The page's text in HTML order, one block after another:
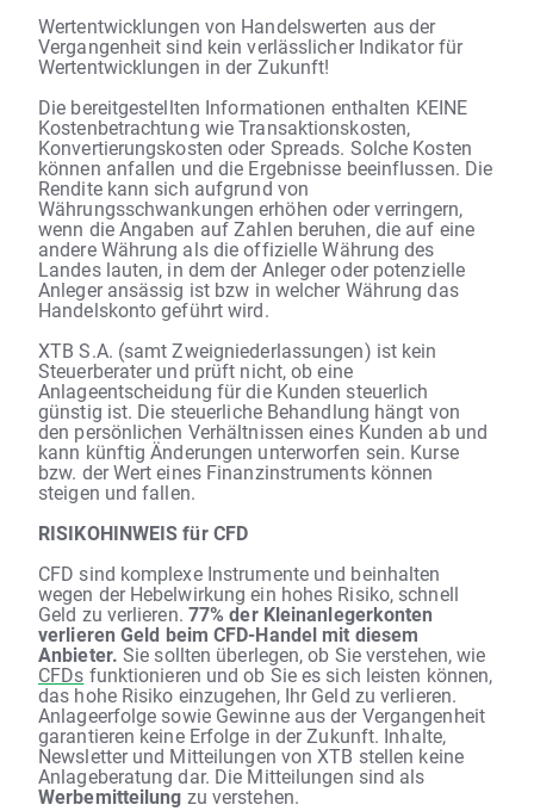
Wertentwicklungen von Handelswerten aus der
Vergangenheit sind kein verlässlicher Indikator für
Wertentwicklungen in der Zukunft!
Die bereitgestellten Informationen enthalten KEINE
Kostenbetrachtung wie Transaktionskosten,
Konvertierungskosten oder Spreads. Solche Kosten
können anfallen und die Ergebnisse beeinflussen. Die
Rendite kann sich aufgrund von
Währungsschwankungen erhöhen oder verringern,
wenn die Angaben auf Zahlen beruhen, die auf eine
andere Währung als die offizielle Währung des
Landes lauten, in dem der Anleger oder potenzielle
Anleger ansässig ist bzw in welcher Währung das
Handelskonto geführt wird.
XTB S.A. (samt Zweigniederlassungen) ist kein
Steuerberater und prüft nicht, ob eine
Anlageentscheidung für die Kunden steuerlich
günstig ist. Die steuerliche Behandlung hängt von
den persönlichen Verhältnissen eines Kunden ab und
kann künftig Änderungen unterworfen sein. Kurse
bzw. der Wert eines Finanzinstruments können
steigen und fallen.
RISIKOHINWEIS für CFD
CFD sind komplexe Instrumente und beinhalten
wegen der Hebelwirkung ein hohes Risiko, schnell
Geld zu verlieren. 77% der Kleinanlegerkonten
verlieren Geld beim CFD-Handel mit diesem
Anbieter. Sie sollten überlegen, ob Sie verstehen, wie
CFDs funktionieren und ob Sie es sich leisten können,
das hohe Risiko einzugehen, Ihr Geld zu verlieren.
Anlageerfolge sowie Gewinne aus der Vergangenheit
garantieren keine Erfolge in der Zukunft. Inhalte,
Newsletter und Mitteilungen von XTB stellen keine
Anlageberatung dar. Die Mitteilungen sind als
Werbemitteilung zu verstehen.